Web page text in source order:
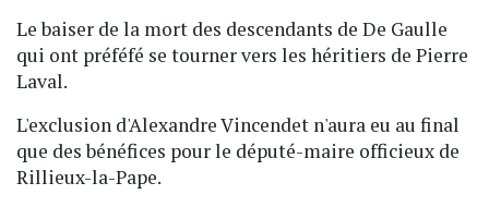
Le baiser de la mort des descendants de De Gaulle
qui ont préféfé se tourner vers les héritiers de Pierre
Laval.
L'exclusion d'Alexandre Vincendet n'aura eu au final
que des bénéfices pour le député-maire officieux de
Rillieux-la-Pape.